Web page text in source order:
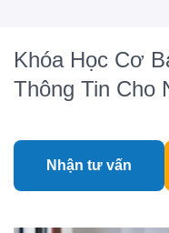
Khóa Học Cơ
Thông Tin Cho
Nhận tư vấn